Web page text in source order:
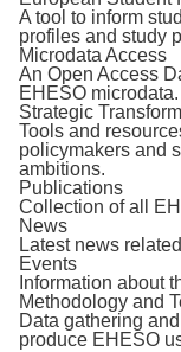
A tool to inform
profiles and study
Microdata Access
An Open Access
EHESO microdata.
Strategic
Tools and
policymakers and
ambitions.
Publications
Collection of all
News
Latest news
Events
Information about
Methodology and
Data gathering
produce EHESO